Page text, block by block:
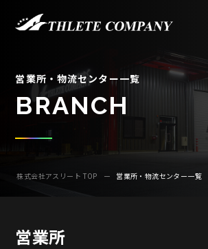
営業所 ・ 物流センタ ー一覧
BRANCH
株式会社アスリート TOP 営業所・物流センター一覧
営業所